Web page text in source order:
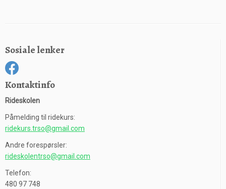
Sosiale lenker
Kontaktinfo
Rideskolen
Påmelding til ridekurs:
ridekurs.trso@gmail.com
Andre forespørsler:
rideskolentrso@gmail.com
Telefon:
480 97 748